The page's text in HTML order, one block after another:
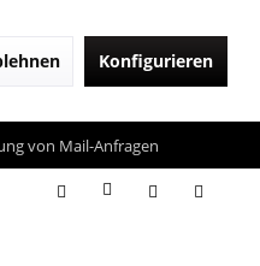
Konfigurieren
von Mail-Anfragen